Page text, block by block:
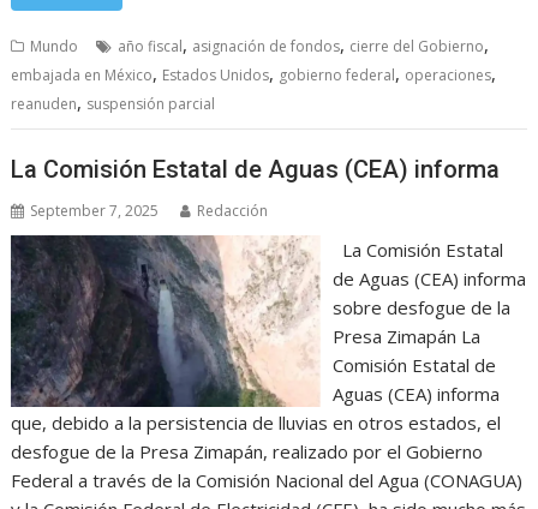
Mundo año fiscal, asignación de fondos, cierre del Gobierno,
embajada en México, Estados Unidos, gobierno federal, operaciones,
reanuden, suspensión parcial
La Comisión Estatal de Aguas (CEA) informa
September 7, 2025 Redacción
La Comisión Estatal
de Aguas (CEA) informa
sobre desfogue de la
Presa Zimapán La
Comisión Estatal de
Aguas (CEA) informa
que, debido a la persistencia de lluvias en otros estados, el
desfogue de la Presa Zimapán, realizado por el Gobierno
Federal a través de la Comisión Nacional del Agua (CONAGUA)